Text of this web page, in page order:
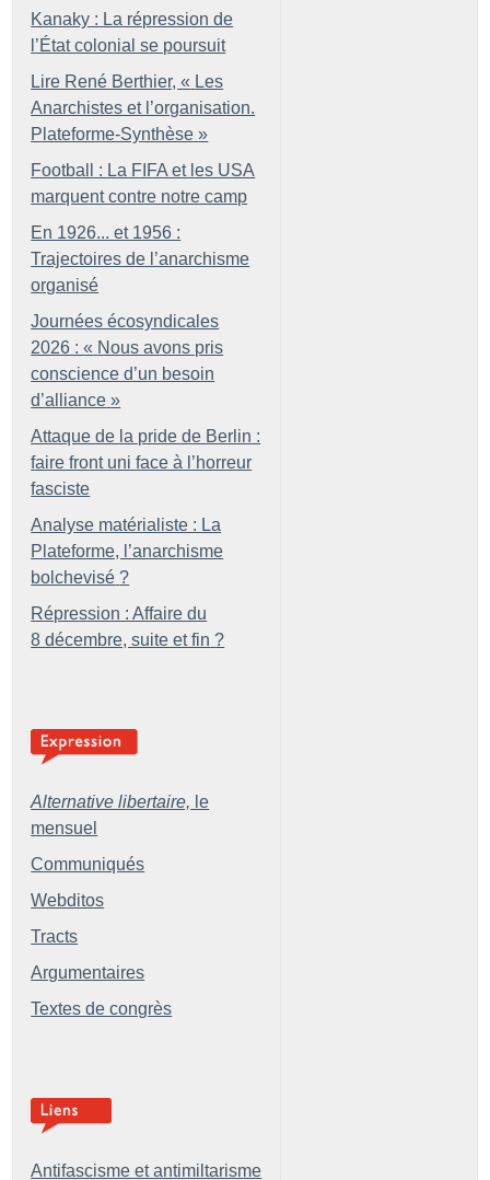
Kanaky : La répression de
l’État colonial se poursuit
Lire René Berthier, « Les
Anarchistes et l’organisation.
Plateforme-Synthèse »
Football : La FIFA et les USA
marquent contre notre camp
En 1926... et 1956 :
Trajectoires de l’anarchisme
organisé
Journées écosyndicales
2026 : « Nous avons pris
conscience d’un besoin
d’alliance »
Attaque de la pride de Berlin :
faire front uni face à l’horreur
fasciste
Analyse matérialiste : La
Plateforme, l’anarchisme
bolchevisé ?
Répression : Affaire du
8 décembre, suite et fin ?
Alternative libertaire, le
mensuel
Communiqués
Webditos
Tracts
Argumentaires
Textes de congrès
Antifascisme et antimiltarisme